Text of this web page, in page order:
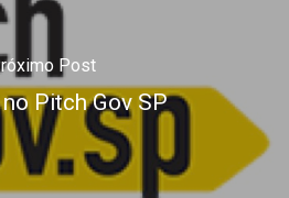
Post
Pitch Gov SP